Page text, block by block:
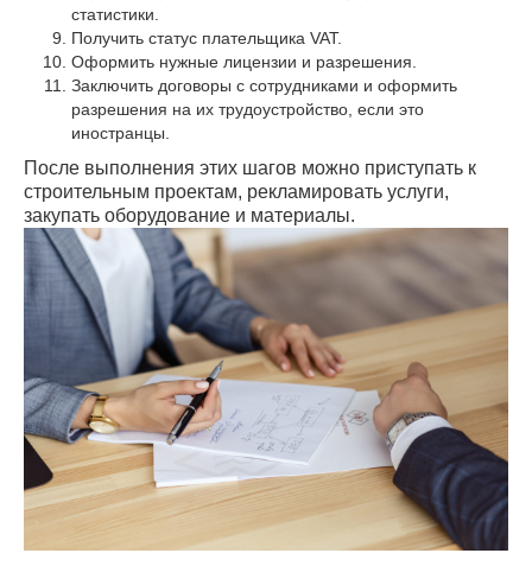
статистики.
Получить статус плательщика VAT.
Оформить нужные лицензии и разрешения.
Заключить договоры с сотрудниками и оформить
разрешения на их трудоустройство, если это
иностранцы.
После выполнения этих шагов можно приступать к
строительным проектам, рекламировать услуги,
закупать оборудование и материалы.